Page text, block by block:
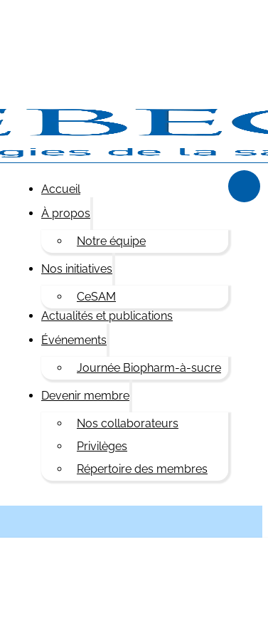
Accueil
À propos
Notre équipe
Nos initiatives
CeSAM
Actualités et publications
Événements
Journée Biopharm-à-sucre
Devenir membre
Nos collaborateurs
Privilèges
Répertoire des membres